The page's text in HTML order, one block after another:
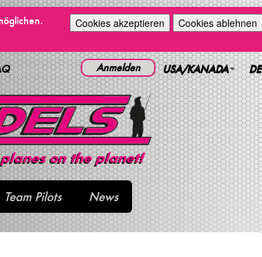
Cookies akzeptieren Cookies ablehnen
DE
USA/KANADA
Anmelden
Team Pilots News